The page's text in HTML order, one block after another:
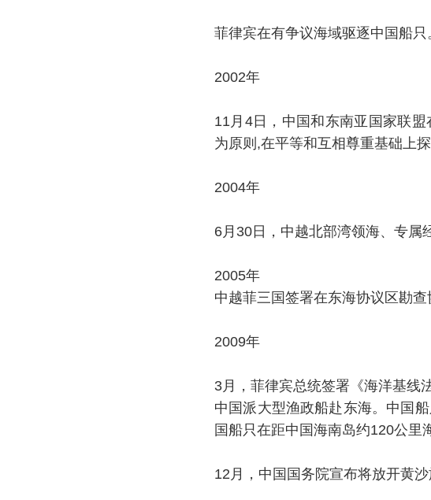
菲律宾在有争议海域驱逐中国船只
2002年
11月4日，中国和东南亚国家联
为原则,在平等和互相尊重基础上
2004年
6月30日，中越北部湾领海、专属
2005年
中越菲三国签署在东海协议区勘查
2009年
3月，菲律宾总统签署《海洋基线
中国派大型渔政船赴东海。中国
国船只在距中国海南岛约120公里
12月，中国国务院宣布将放开黄